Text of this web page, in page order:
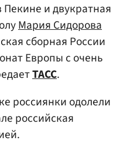
и двукратная
Мария Сидорова
сборная России
Европы с очень
ТАСС.
россиянки одолели
российская